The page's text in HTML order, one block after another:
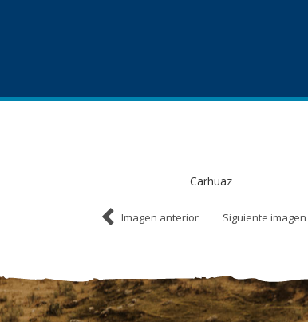
Carhuaz
Imagen anterior Siguiente imagen